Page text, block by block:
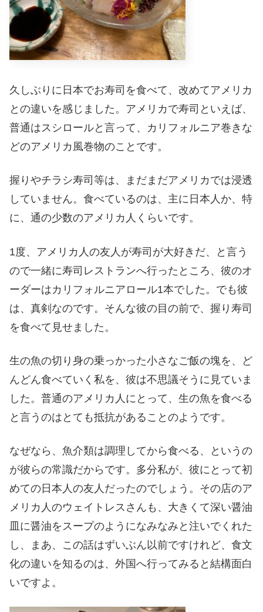
久しぶりに日本でお寿司を食べて、改めてアメリカ
との違いを感じました。アメリカで寿司といえば、
普通はスシロールと言って、カリフォルニア巻きな
どのアメリカ風巻物のことです。
握りやチラシ寿司等は、まだまだアメリカでは浸透
していません。食べているのは、主に日本人か、特
に、通の少数のアメリカ人くらいです。
1度、アメリカ人の友人が寿司が大好きだ、と言う
ので一緒に寿司レストランへ行ったところ、彼のオ
ーダーはカリフォルニアロール1本でした。でも彼
は、真剣なのです。そんな彼の目の前で、握り寿司
を食べて見せました。
生の魚の切り身の乗っかった小さなご飯の塊を、ど
んどん食べていく私を、彼は不思議そうに見ていま
した。普通のアメリカ人にとって、生の魚を食べる
と言うのはとても抵抗があることのようです。
なぜなら、魚介類は調理してから食べる、というの
が彼らの常識だからです。多分私が、彼にとって初
めての日本人の友人だったのでしょう。その店のア
メリカ人のウェイトレスさんも、大きくて深い醤油
皿に醤油をスープのようになみなみと注いでくれた
し、まあ、この話はずいぶん以前ですけれど、食文
化の違いを知るのは、外国へ行ってみると結構面白
いですよ。